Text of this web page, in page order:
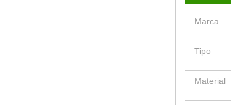
Marca
Tipo
Material